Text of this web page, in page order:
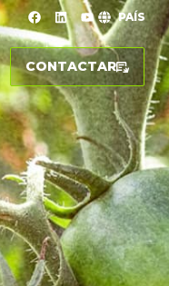
PAÍS
CONTACTAR